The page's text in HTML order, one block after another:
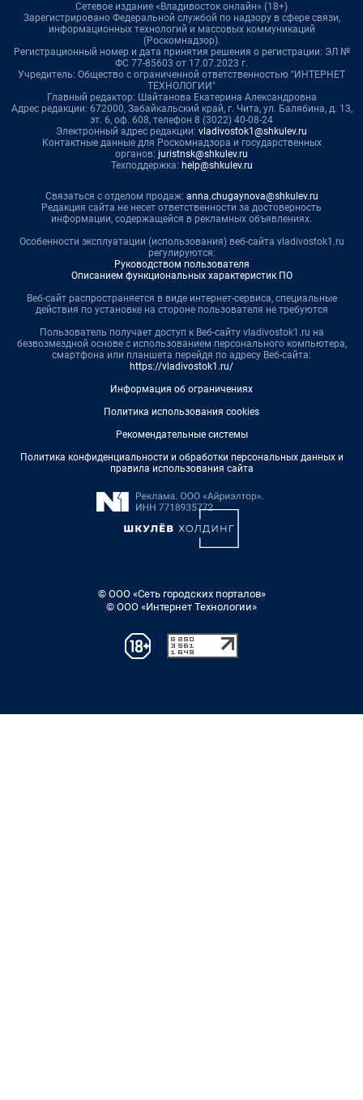
Сетевое издание «Владивосток онлайн» (18+)
Зарегистрировано Федеральной службой по надзору в сфере связи,
информационных технологий и массовых коммуникаций
(Роскомнадзор).
Регистрационный номер и дата принятия решения о регистрации: ЭЛ №
ФС 77-85603 от 17.07.2023 г.
Учредитель: Общество с ограниченной ответственностью "ИНТЕРНЕТ
ТЕХНОЛОГИИ"
Главный редактор: Шайтанова Екатерина Александровна
Адрес редакции: 672000, Забайкальский край, г. Чита, ул. Балябина, д. 13,
эт. 6, оф. 608, телефон 8 (3022) 40-08-24
Электронный адрес редакции: vladivostok1@shkulev.ru
Контактные данные для Роскомнадзора и государственных
органов: juristnsk@shkulev.ru
Техподдержка: help@shkulev.ru
Связаться с отделом продаж: anna.chugaynova@shkulev.ru
Редакция сайта не несет ответственности за достоверность
информации, содержащейся в рекламных объявлениях.
Особенности эксплуатации (использования) веб-сайта vladivostok1.ru
регулируются:
Руководством пользователя
Описанием функциональных характеристик ПО
Веб-сайт распространяется в виде интернет-сервиса, специальные
действия по установке на стороне пользователя не требуются
Пользователь получает доступ к Веб-сайту vladivostok1.ru на
безвозмездной основе с использованием персонального компьютера,
смартфона или планшета перейдя по адресу Веб-сайта:
https://vladivostok1.ru/
Информация об ограничениях
Политика использования cookies
Рекомендательные системы
Политика конфиденциальности и обработки персональных данных и
правила использования сайта
© ООО «Сеть городских порталов»
© ООО «Интернет Технологии»